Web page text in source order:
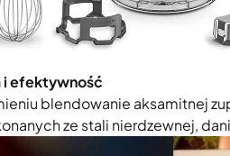
i efektywność
blendowanie aksamitnej
ze stali nierdzewnej,